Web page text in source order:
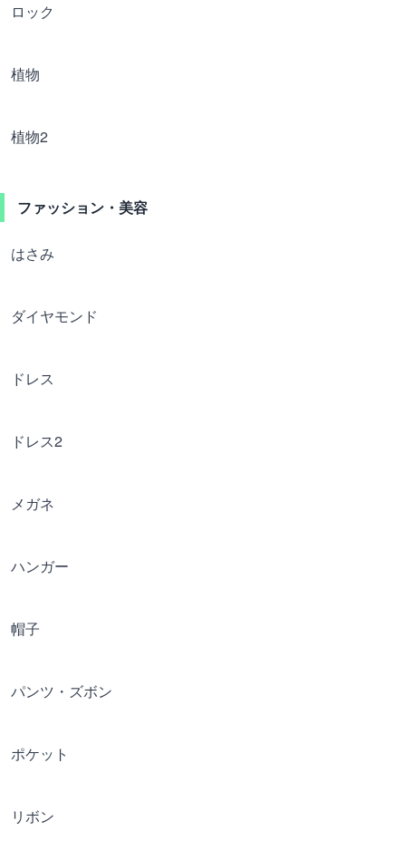
ロック
植物
植物2
ファッション・美容
はさみ
ダイヤモンド
ドレス
ドレス2
メガネ
ハンガー
帽子
パンツ・ズボン
ポケット
リボン